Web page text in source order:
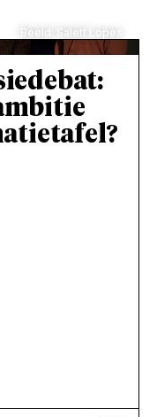
Beeld: Salett Lopes